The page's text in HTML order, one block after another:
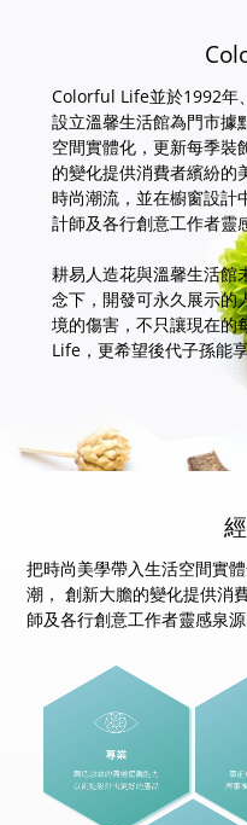
Colorful Life並於1992年
設立溫馨生活館為門市據
空間實體化，更新每季裝
的變化提供消費者繽紛的
時尚潮流，並在櫥窗設計
計師及各行創意工作者靈
耕易人造花與溫馨生活館
念下，開發可永久展示的
境的傷害，不只讓現在
Life，更希望後代子孫能
把時尚美學帶入生活空間實
潮， 創新大膽的變化提供消
師及各行創意工作者靈感泉源